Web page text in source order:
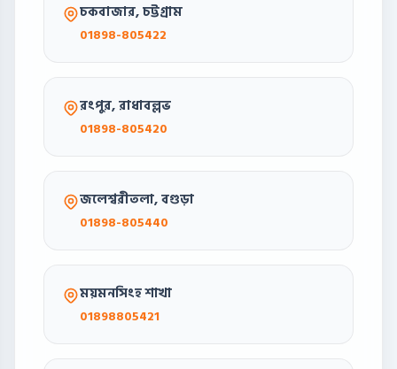
চকবাজার, চট্টগ্রাম
01898-805422
রংপুর, রাধাবল্লভ
01898-805420
জলেশ্বরীতলা, বগুড়া
01898-805440
ময়মনসিংহ শাখা
01898805421